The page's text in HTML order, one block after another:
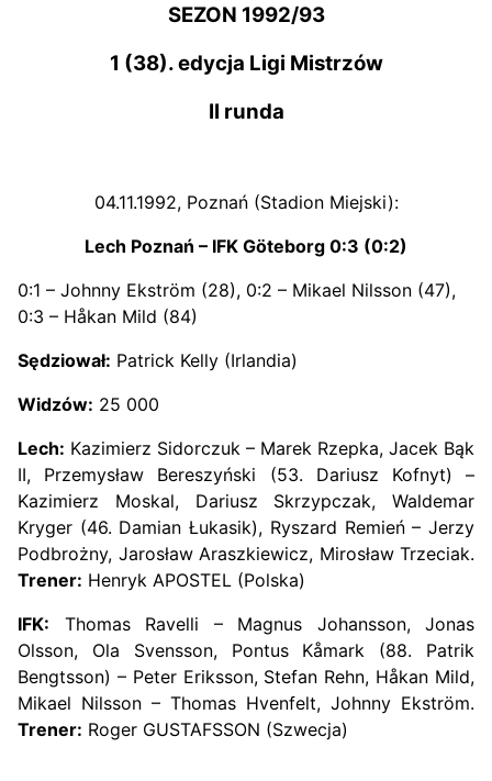
SEZON 1992/93
1 (38). edycja Ligi Mistrzów
II runda
04.11.1992, Poznań (Stadion Miejski):
Lech Poznań – IFK Göteborg 0:3 (0:2)
0:1 – Johnny Ekström (28), 0:2 – Mikael Nilsson (47),
0:3 – Håkan Mild (84)
Sędziował: Patrick Kelly (Irlandia)
Widzów: 25 000
Lech: Kazimierz Sidorczuk – Marek Rzepka, Jacek Bąk
II, Przemysław Bereszyński (53. Dariusz Kofnyt) –
Kazimierz Moskal, Dariusz Skrzypczak, Waldemar
Kryger (46. Damian Łukasik), Ryszard Remień – Jerzy
Podbrożny, Jarosław Araszkiewicz, Mirosław Trzeciak.
Trener: Henryk APOSTEL (Polska)
IFK: Thomas Ravelli – Magnus Johansson, Jonas
Olsson, Ola Svensson, Pontus Kåmark (88. Patrik
Bengtsson) – Peter Eriksson, Stefan Rehn, Håkan Mild,
Mikael Nilsson – Thomas Hvenfelt, Johnny Ekström.
Trener: Roger GUSTAFSSON (Szwecja)